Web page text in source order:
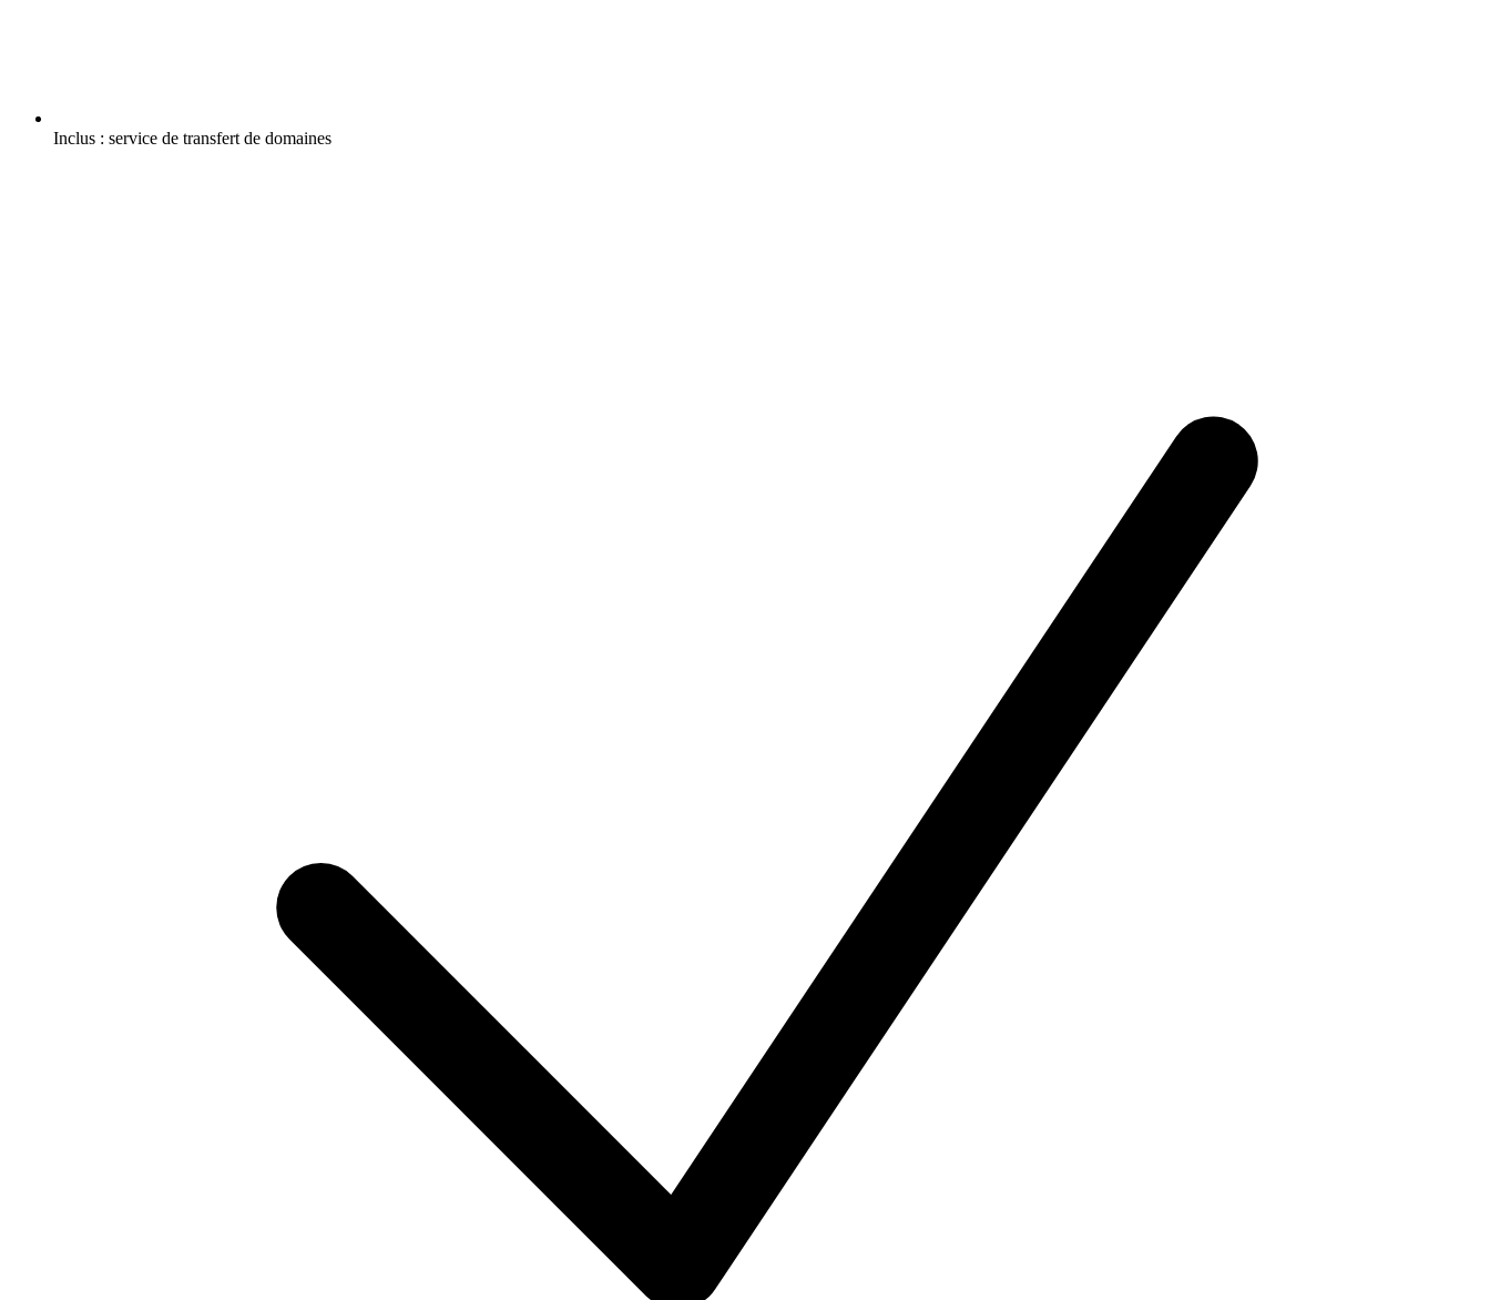
Inclus : service de transfert de domaines